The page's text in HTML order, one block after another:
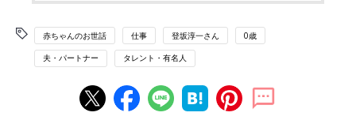
赤ちゃんのお世話 仕事 登坂淳一さん 0歳
夫・パートナー タレント・有名人